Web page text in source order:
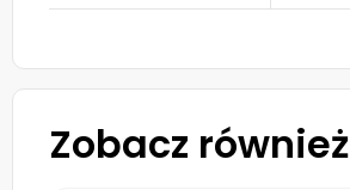
Zobacz również